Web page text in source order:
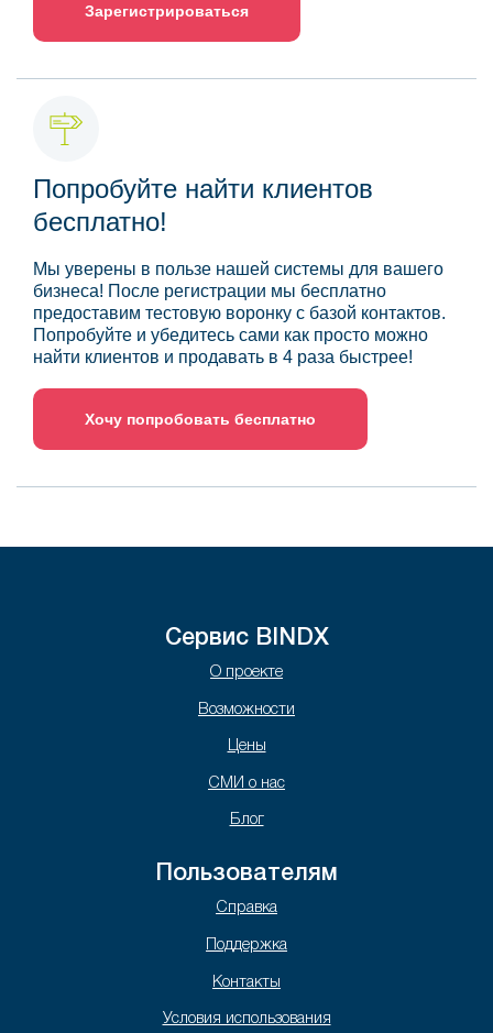
Зарегистрироваться
Попробуйте найти клиентов
бесплатно!
Мы уверены в пользе нашей системы для вашего
бизнеса! После регистрации мы бесплатно
предоставим тестовую воронку с базой контактов.
Попробуйте и убедитесь сами как просто можно
найти клиентов и продавать в 4 раза быстрее!
Хочу попробовать бесплатно
Сервис BINDX
О проекте
Возможности
Цены
СМИ о нас
Блог
Пользователям
Справка
Поддержка
Контакты
Условия использования